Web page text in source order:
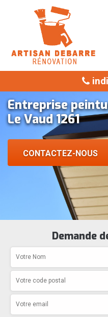
Entreprise
Le Vaud 1261
CONTACTEZ-NOUS
Demande